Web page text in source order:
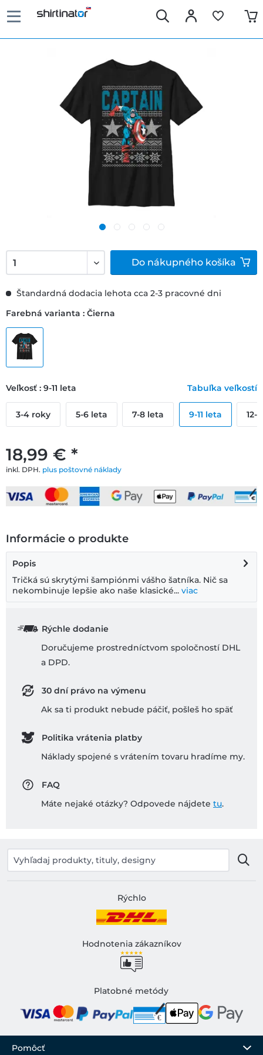
18,99 € *
inkl. DPH. plus poštovné náklady
Štandardná dodacia lehota cca 2-3 pracovné dni
Farebná varianta : Čierna
Veľkosť : 9-11 leta Tabuľka veľkostí
3-4 roky 5-6 leta 7-8 leta 9-11 leta 12-
Do nákupného košíka
Informácie o produkte
Popis
Tričká sú skrytými šampiónmi vášho šatníka. Nič sa
nekombinuje lepšie ako naše klasické... viac
Rýchle dodanie
Doručujeme prostredníctvom spoločností DHL
a DPD.
30 dní právo na výmenu
Ak sa ti produkt nebude páčiť, pošleš ho späť
Politika vrátenia platby
Náklady spojené s vrátením tovaru hradíme my.
FAQ
Máte nejaké otázky? Odpovede nájdete tu.
Rýchlo
Hodnotenia zákazníkov
Platobné metódy
Pomôcť